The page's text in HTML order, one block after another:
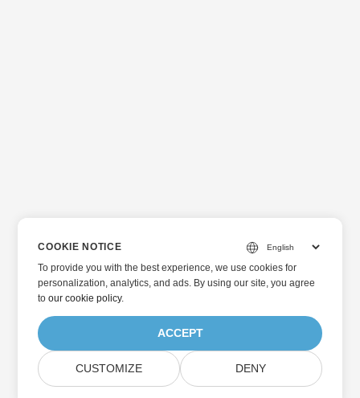
COOKIE NOTICE
To provide you with the best experience, we use cookies for
personalization, analytics, and ads. By using our site, you agree
toour cookie policy.
ACCEPT
CUSTOMIZE DENY